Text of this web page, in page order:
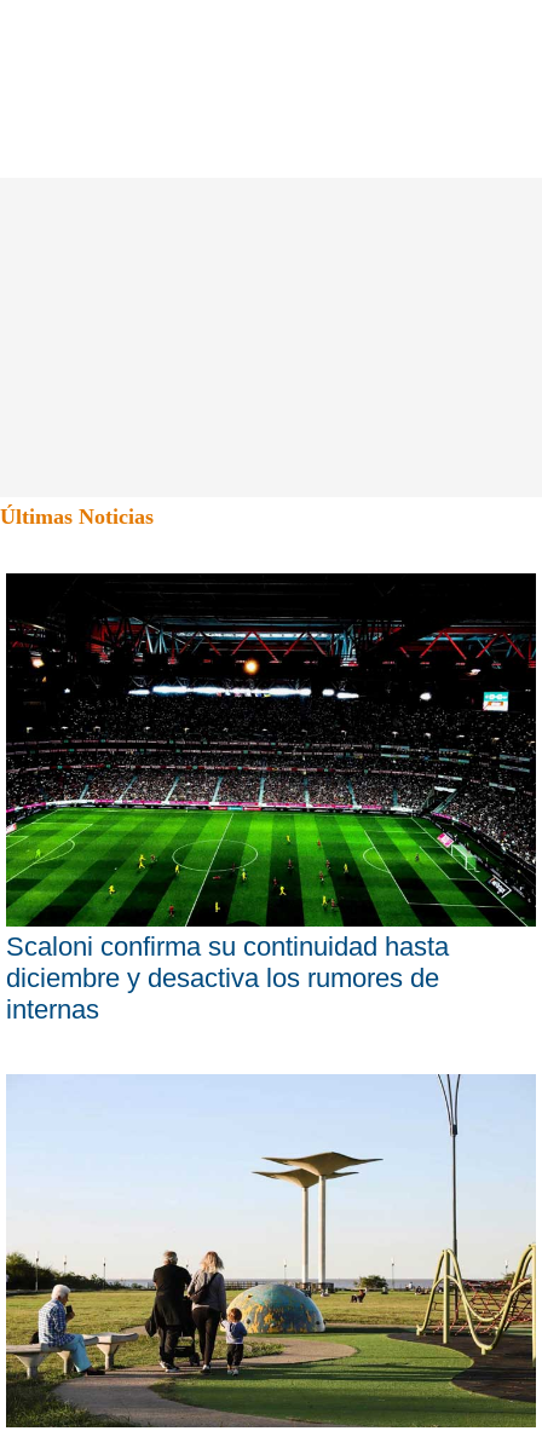
Últimas Noticias
Scaloni confirma su continuidad hasta
diciembre y desactiva los rumores de
internas